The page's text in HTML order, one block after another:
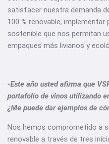
satisfacer nuestra demanda
100 % renovable,
sostenible que nos permitan
empaques más livianos y
-Este año usted afirma que
portafolio de vinos utilizando
¿Me puede dar ejemplos de
Nos hemos comprometido a
renovable a través de tres